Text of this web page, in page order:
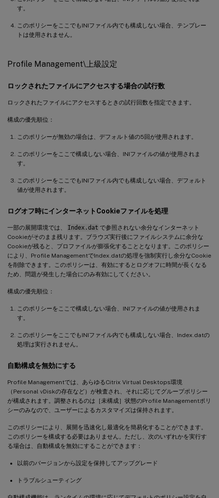
す。
このポリシーをここでもINIファイル内でも構成しない場合、テンプレー
トは使用されません。
Profile Management\上級設定
ロックされたファイルにアクセスする場合の試行数
ロックされたファイルにアクセスするときの試行回数を指定できます。
構成の優先順位：
このポリシーが無効の場合は、デフォルト値の5回が使用されます。
このポリシーをここで構成しない場合、INIファイルの値が使用されま
す。
このポリシーをここでもINIファイル内でも構成しない場合、デフォルト
値が使用されます。
ログオフ時にインターネットCookieファイルを処理
一部の展開環境では、 Index.dat で参照されない余分なインターネット
Cookieがそのまま残ります。ブラウズ実行後にファイルシステムに余分な
Cookieが残ると、プロファイルが膨張化することとなります。このポリシー
により、Profile ManagementでIndex.datの処理を強制実行し余分なCookie
を削除できます。このポリシーは、有効にするとログオフに時間が長くなる
ため、問題が発生した場合にのみ有効にしてください。
構成の優先順位：
このポリシーをここで構成しない場合、INIファイルの値が使用されま
す。
このポリシーをここでもINIファイル内でも構成しない場合、Index.datの
処理は実行されません。
自動構成を無効にする
Profile Managementでは、あらゆるCitrix Virtual Desktops環境
（Personal vDiskの存在など）が検査され、それに応じてグループポリシー
が構成されます。調整されるのは［未構成］状態のProfile Managementポリ
シーのみなので、ユーザーによるカスタマイズは保持されます。
このポリシーにより、展開を迅速化し最適化を簡易化することができます。
このポリシーを構成する必要はありません。ただし、次のいずれかを実行す
る場合は、自動構成を無効にすることができます：
以前のバージョンから設定を保持してアップグレード
トラブルシューティング